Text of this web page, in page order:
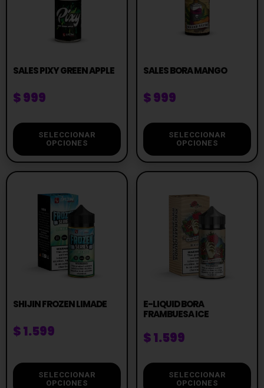
SALES PIXY GREEN APPLE
$999
SELECCIONAR
OPCIONES
SALES BORA MANGO
$999
SELECCIONAR
OPCIONES
SHIJIN FROZEN LIMADE
$1.599
SELECCIONAR
OPCIONES
E-LIQUID BORA
FRAMBUESA ICE
$1.599
SELECCIONAR
OPCIONES